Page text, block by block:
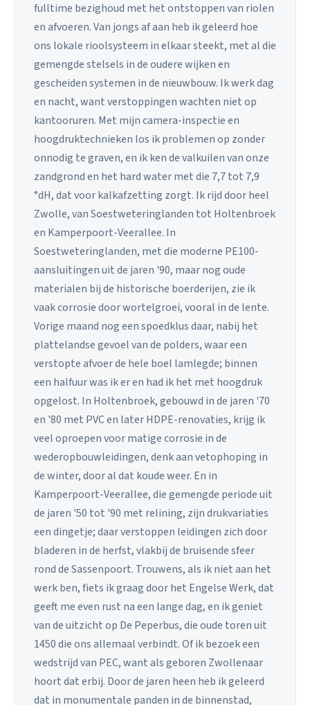
fulltime bezighoud met het ontstoppen van riolen
en afvoeren. Van jongs af aan heb ik geleerd hoe
ons lokale rioolsysteem in elkaar steekt, met al die
gemengde stelsels in de oudere wijken en
gescheiden systemen in de nieuwbouw. Ik werk dag
en nacht, want verstoppingen wachten niet op
kantooruren. Met mijn camera-inspectie en
hoogdruktechnieken los ik problemen op zonder
onnodig te graven, en ik ken de valkuilen van onze
zandgrond en het hard water met die 7,7 tot 7,9
°dH, dat voor kalkafzetting zorgt. Ik rijd door heel
Zwolle, van Soestweteringlanden tot Holtenbroek
en Kamperpoort-Veerallee. In
Soestweteringlanden, met die moderne PE100-
aansluitingen uit de jaren '90, maar nog oude
materialen bij de historische boerderijen, zie ik
vaak corrosie door wortelgroei, vooral in de lente.
Vorige maand nog een spoedklus daar, nabij het
plattelandse gevoel van de polders, waar een
verstopte afvoer de hele boel lamlegde; binnen
een halfuur was ik er en had ik het met hoogdruk
opgelost. In Holtenbroek, gebouwd in de jaren '70
en '80 met PVC en later HDPE-renovaties, krijg ik
veel oproepen voor matige corrosie in de
wederopbouwleidingen, denk aan vetophoping in
de winter, door al dat koude weer. En in
Kamperpoort-Veerallee, die gemengde periode uit
de jaren '50 tot '90 met relining, zijn drukvariaties
een dingetje; daar verstoppen leidingen zich door
bladeren in de herfst, vlakbij de bruisende sfeer
rond de Sassenpoort. Trouwens, als ik niet aan het
werk ben, fiets ik graag door het Engelse Werk, dat
geeft me even rust na een lange dag, en ik geniet
van de uitzicht op De Peperbus, die oude toren uit
1450 die ons allemaal verbindt. Of ik bezoek een
wedstrijd van PEC, want als geboren Zwollenaar
hoort dat erbij. Door de jaren heen heb ik geleerd
dat in monumentale panden in de binnenstad,